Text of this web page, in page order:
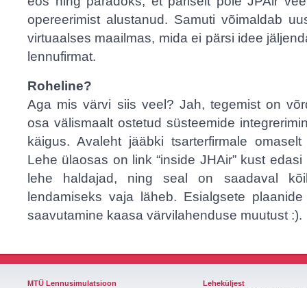
opereerimist alustanud. Samuti võimaldab
virtuaalses maailmas, mida ei pärsi idee
lennufirmat.
Roheline?
Aga mis värvi siis veel? Jah, tegemist on
osa välismaalt ostetud süsteemide
käigus. Avaleht jääbki tsarterfirmale
Lehe ülaosas on link “inside JHAir” kust
lehe haldajad, ning seal on saadaval
lendamiseks vaja läheb. Esialgsete
saavutamine kaasa värvilahenduse muutust :).
MTÜ Lennusimulatsioon
Leheküljest